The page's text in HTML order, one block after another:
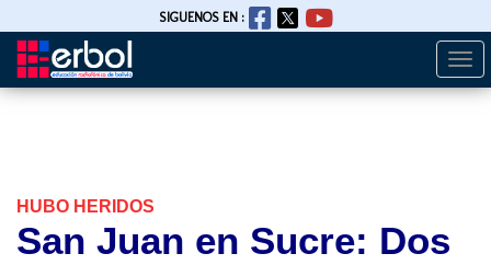
Pasar
SIGUENOS EN :
HUBO HERIDOS
San Juan en Sucre: Dos